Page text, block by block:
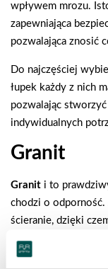
wpływem mrozu.
zapewniająca
pozwalająca znosić
Do najczęściej
łupek każdy z nich
pozwalając
indywidualnych
Granit
Granit i to
chodzi o
ścieranie, dzięki
intensywnie
nasiąkliwością, co